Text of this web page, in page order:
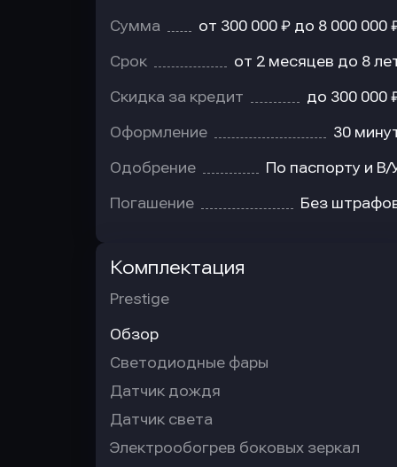
Сумма от 300 000 ₽ до 8 000 000
Срок от 2 месяцев до 8
Скидка за кредит до 300 000
Оформление 30
Одобрение По паспорту и В/
Погашение Без
Комплектация
Prestige
Обзор
Светодиодные фары
Датчик дождя
Датчик света
Электрообогрев боковых зеркал